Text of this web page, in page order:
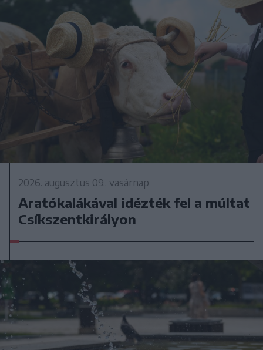
2026. augusztus 09., vasárnap
Aratókalákával idézték fel a múltat
Csíkszentkirályon